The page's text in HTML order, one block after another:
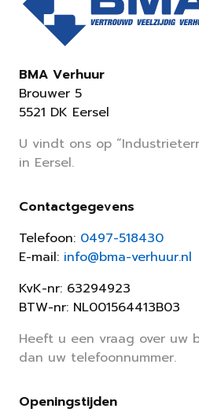
BMA Verhuur
Brouwer 5
5521 DK Eersel
U vindt ons op
in Eersel.
Contactgegevens
Telefoon: 0497-518430
E-mail: info@bma-verhuur.nl
KvK-nr: 63294923
BTW-nr: NL001564413B03
Heeft u een vraag over uw
dan uw telefoonnummer.
Openingstijden